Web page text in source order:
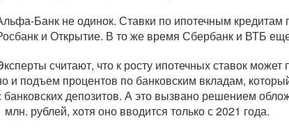
Банк не одинок. Ставки по ипотечным
и Открытие. В то же время Сбербанк и ВТБ
считают, что к росту ипотечных ставок
и подъем процентов по банковским вкладам,
банковских депозитов. А это вызвано решением
млн. рублей, хотя оно вводится только с 2021 года.